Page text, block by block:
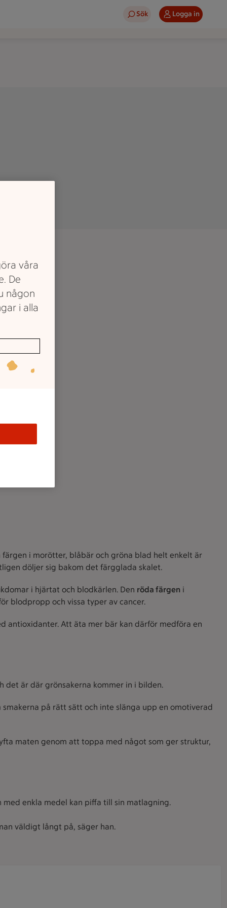
Sök Logga in
i morötter, blåbär och gröna blad helt enkelt är
döljer sig bakom det färgglada skalet.
i hjärtat och blodkärlen. Den röda färgen i
blodpropp och vissa typer av cancer.
antioxidanter. Att äta mer bär kan därför medföra en
det är där grönsakerna kommer in i bilden.
på rätt sätt och inte slänga upp en omotiverad
maten genom att toppa med något som ger struktur,
enkla medel kan piffa till sin matlagning.
väldigt långt på, säger han.
våra
De
någon
i alla